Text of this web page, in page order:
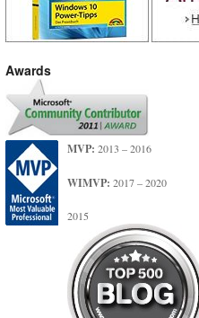
Awards
MVP: 2013 – 2016
WIMVP: 2017 – 2020
2015